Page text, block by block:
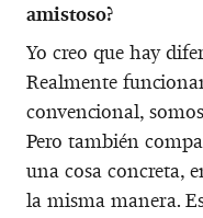
amistoso?
Yo creo que hay
Realmente
convencional,
Pero también
una cosa concreta,
la misma manera.